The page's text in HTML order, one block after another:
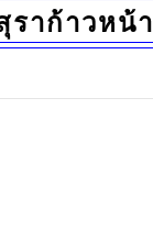
าก้าวหน้า